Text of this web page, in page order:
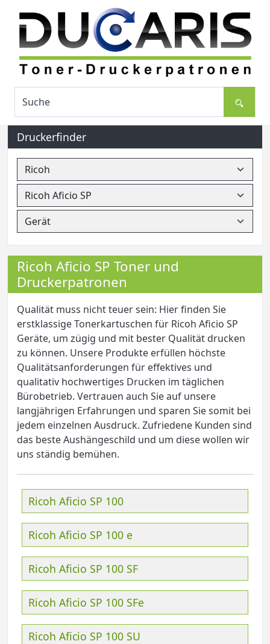
Druckerfinder
Ricoh Aficio SP Toner und
Druckerpatronen
Qualität muss nicht teuer sein: Hier finden Sie
erstklassige Tonerkartuschen für Ricoh Aficio SP
Geräte, um zügig und mit bester Qualität drucken
zu können. Unsere Produkte erfüllen höchste
Qualitätsanforderungen für effektives und
qualitativ hochwertiges Drucken im täglichen
Bürobetrieb. Vertrauen auch Sie auf unsere
langjährigen Erfahrungen und sparen Sie somit bei
jedem einzelnen Ausdruck. Zufriedene Kunden sind
das beste Aushängeschild und um diese wollen wir
uns ständig bemühen.
Ricoh Aficio SP 100
Ricoh Aficio SP 100 e
Ricoh Aficio SP 100 SF
Ricoh Aficio SP 100 SFe
Ricoh Aficio SP 100 SU